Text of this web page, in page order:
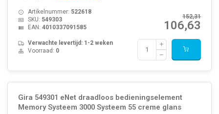
152,31
106,63
Artikelnummer: 522618
SKU: 549303
EAN: 4010337091585
Verwachte levertijd: 1-2 weken
Voorraad: 0
Gira 549301 eNet draadloos bedieningselement
Memory Systeem 3000 Systeem 55 creme glans